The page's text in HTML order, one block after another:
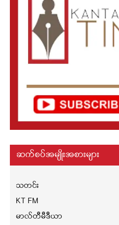
ဆက်စပ်အမျိုးအစားများ
သတင်း
KT FM
မာလ်တီမီဒီယာ